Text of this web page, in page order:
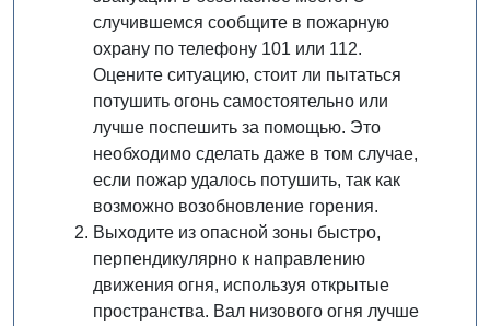
случившемся сообщите в пожарную
охрану по телефону 101 или 112.
Оцените ситуацию, стоит ли пытаться
потушить огонь самостоятельно или
лучше поспешить за помощью. Это
необходимо сделать даже в том случае,
если пожар удалось потушить, так как
возможно возобновление горения.
Выходите из опасной зоны быстро,
перпендикулярно к направлению
движения огня, используя открытые
пространства. Вал низового огня лучше